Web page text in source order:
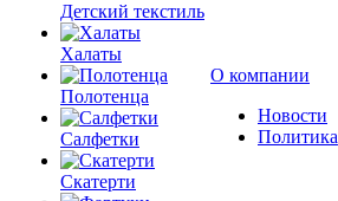
Детский текстиль
Халаты
Полотенца
Салфетки
Скатерти
О компании
Новости
Политика